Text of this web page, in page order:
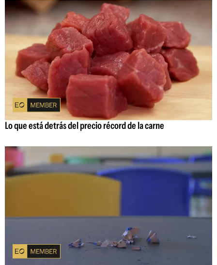
Lo que está detrás del precio récord de la carne